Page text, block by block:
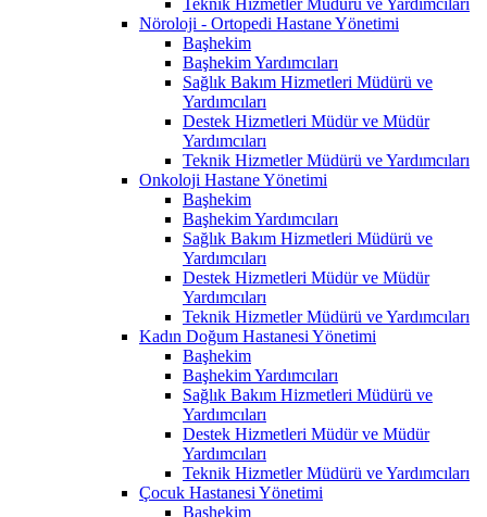
Nöroloji - Ortopedi Hastane Yönetimi
Başhekim
Başhekim Yardımcıları
Sağlık Bakım Hizmetleri Müdürü ve
Yardımcıları
Destek Hizmetleri Müdür ve Müdür
Yardımcıları
Teknik Hizmetler Müdürü ve Yardımcıları
Onkoloji Hastane Yönetimi
Başhekim
Başhekim Yardımcıları
Sağlık Bakım Hizmetleri Müdürü ve
Yardımcıları
Destek Hizmetleri Müdür ve Müdür
Yardımcıları
Teknik Hizmetler Müdürü ve Yardımcıları
Kadın Doğum Hastanesi Yönetimi
Başhekim
Başhekim Yardımcıları
Sağlık Bakım Hizmetleri Müdürü ve
Yardımcıları
Destek Hizmetleri Müdür ve Müdür
Yardımcıları
Teknik Hizmetler Müdürü ve Yardımcıları
Çocuk Hastanesi Yönetimi
Başhekim